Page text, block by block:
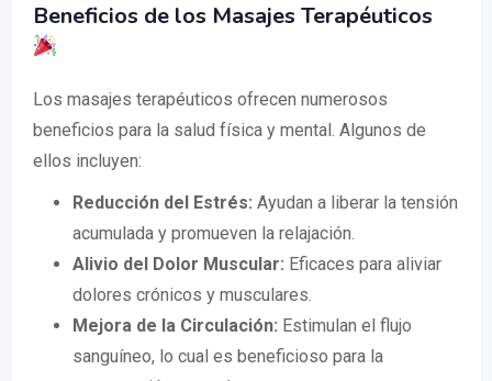
Beneficios de los Masajes Terapéuticos
Los masajes terapéuticos ofrecen numerosos
beneficios para la salud física y mental. Algunos de
ellos incluyen:
Reducción del Estrés: Ayudan a liberar la tensión
acumulada y promueven la relajación.
Alivio del Dolor Muscular: Eficaces para aliviar
dolores crónicos y musculares.
Mejora de la Circulación: Estimulan el flujo
sanguíneo, lo cual es beneficioso para la